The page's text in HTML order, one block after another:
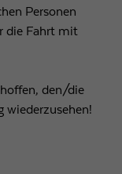
Personen
die Fahrt mit
den/die
wiederzusehen!